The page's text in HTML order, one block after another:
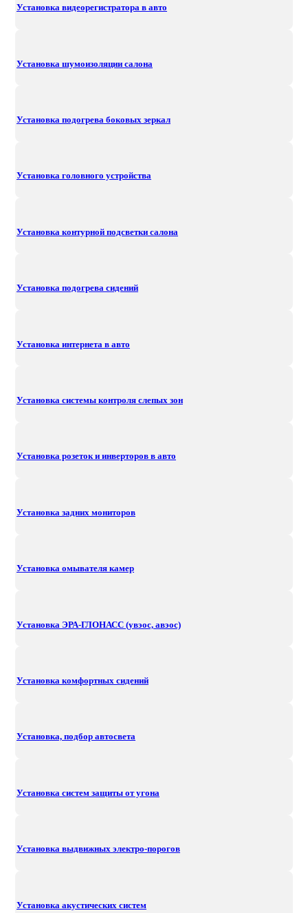
Установка видеорегистратора в авто
Установка шумоизоляции салона
Установка подогрева боковых зеркал
Установка головного устройства
Установка контурной подсветки салона
Установка подогрева сидений
Установка интернета в авто
Установка системы контроля слепых зон
Установка розеток и инверторов в авто
Установка задних мониторов
Установка омывателя камер
Установка ЭРА-ГЛОНАСС (увэос, авэос)
Установка комфортных сидений
Установка, подбор автосвета
Установка систем защиты от угона
Установка выдвижных электро-порогов
Установка акустических систем